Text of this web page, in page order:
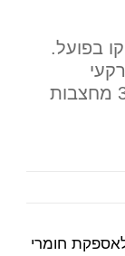
לשיווק על ידי המדינה, רק 7 שווקו בפועל.
ישראל פרסמה 11 ולא 8 מכרזים להפעלת מחצבות. עוד 3 מחצבות
חומרי